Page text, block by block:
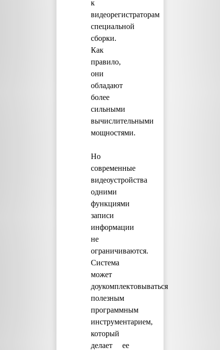
к
видеорегистраторам
специальной
сборки.
Как
правило,
они
обладают
более
сильными
вычислительными
мощностями.
Но
современные
видеоустройства
одними
функциями
записи
информации
не
ограничиваются.
Система
может
доукомплектовываться
полезным
программным
инструментарием,
который
делает ее